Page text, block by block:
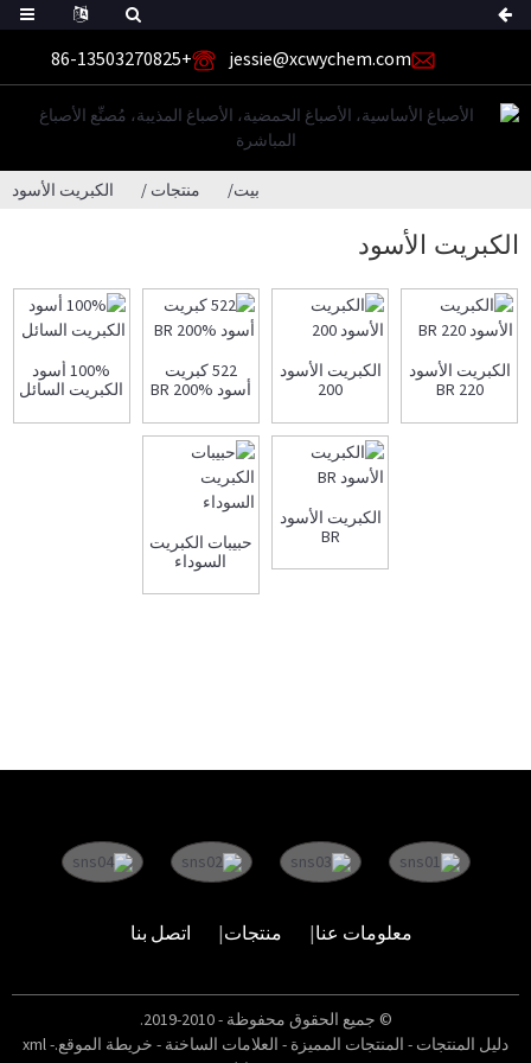
jessie@xcwychem.com
+86-13503270825
بيت منتجات الكبريت الأسود
الكبريت الأسود
الكبريت الأسود
BR 220
الكبريت الأسود
200
522 كبريت
أسود BR 200%
100% أسود
الكبريت السائل
الكبريت الأسود
BR
حبيبات الكبريت
السوداء
معلومات عنا منتجات اتصل بنا
© جميع الحقوق محفوظة - 2010-2019.
دليل المنتجات - المنتجات المميزة - العلامات الساخنة - خريطة الموقع.xml-